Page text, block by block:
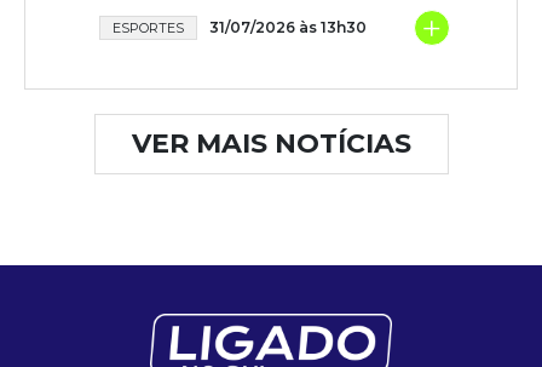
ESPORTES 31/07/2026 às 13h30 +
VER MAIS NOTÍCIAS